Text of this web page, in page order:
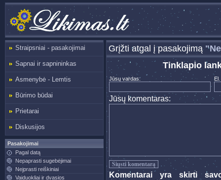
Straipsniai - pasakojimai
Sapnai ir sapnininkas
Asmenybė - Lemtis
Būrimo būdai
Prietarai
Diskusijos
Pasakojimai
Pagal datą
Nepaprasti sugebėjimai
Neįprasti reiškiniai
Vaiduokliai ir dvasios
Grįžti atgal į pasakojimą
Tinklapio
Jūsų vardas:
Jūsų komentaras:
Komentarai yra skirti